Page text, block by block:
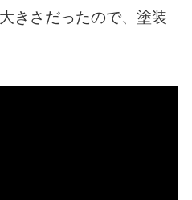
きさだったので、塗装